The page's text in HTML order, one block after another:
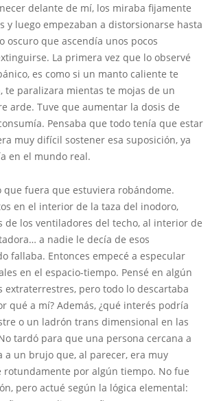
delante de mí, los miraba fijamente
y luego empezaban a distorsionarse hasta
oscuro que ascendía unos pocos
La primera vez que lo observé
es como si un manto caliente te
te paralizara mientas te mojas de un
arde. Tuve que aumentar la dosis de
Pensaba que todo tenía que estar
muy difícil sostener esa suposición, ya
en el mundo real.
fuera que estuviera robándome.
en el interior de la taza del inodoro,
de los ventiladores del techo, al interior de
a nadie le decía de esos
fallaba. Entonces empecé a especular
en el espacio-tiempo. Pensé en algún
extraterrestres, pero todo lo descartaba
qué a mí? Además, ¿qué interés podría
o un ladrón trans dimensional en las
tardó para que una persona cercana a
a un brujo que, al parecer, era muy
rotundamente por algún tiempo. No fue
pero actué según la lógica elemental: